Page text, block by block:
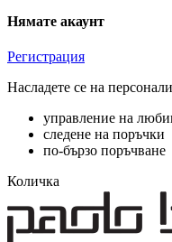
Нямате акаунт
Регистрация
Насладете се на
управление на
следене на поръчки
по-бързо поръчване
Количка